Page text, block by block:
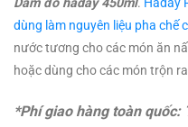
Dấm đỏ haday 450ml. Haday
dùng làm nguyên liệu pha chế
nước tương cho các món ăn
hoặc dùng cho các món trộn
*Phí giao hàng toàn